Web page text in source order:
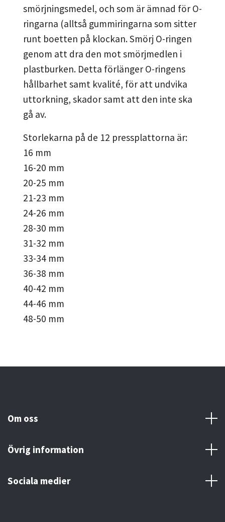
smörjningsmedel, och som är ämnad för O-
ringarna (alltså gummiringarna som sitter
runt boetten på klockan. Smörj O-ringen
genom att dra den mot smörjmedlen i
plastburken. Detta förlänger O-ringens
hållbarhet samt kvalité, för att undvika
uttorkning, skador samt att den inte ska
gå av.
Storlekarna på de 12 pressplattorna är:
16 mm
16-20 mm
20-25 mm
21-23 mm
24-26 mm
28-30 mm
31-32 mm
33-34 mm
36-38 mm
40-42 mm
44-46 mm
48-50 mm
Om oss
Övrig information
Sociala medier